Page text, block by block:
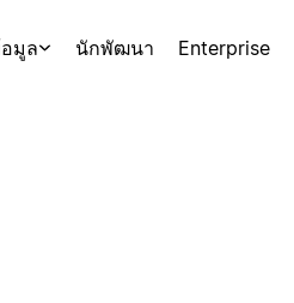
มูล นักพัฒนา Enterprise